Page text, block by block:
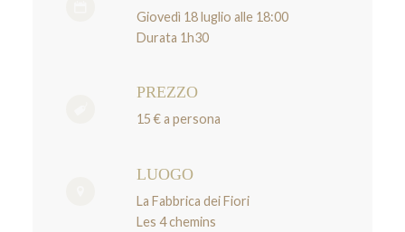
Giovedì 18 luglio alle 18:00
Durata 1h30
PREZZO
15 € a persona
LUOGO
La Fabbrica dei Fiori
Les 4 chemins